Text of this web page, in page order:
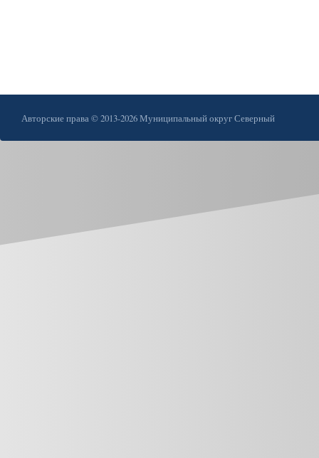
Авторские права © 2013-2026 Муниципальный округ Северный